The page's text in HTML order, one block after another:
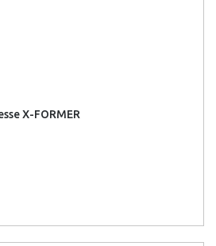
X-FORMER